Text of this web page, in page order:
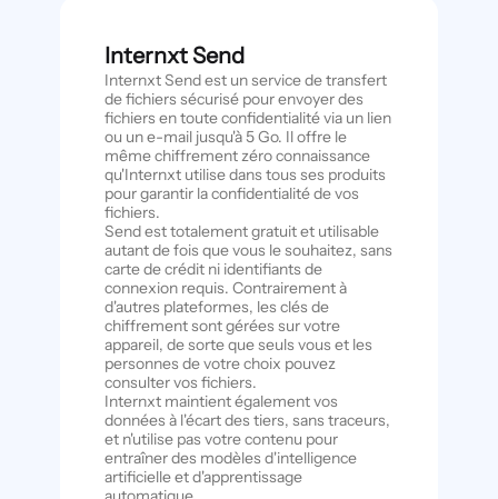
Internxt Send
Internxt Send est un service de transfert
de fichiers sécurisé pour envoyer des
fichiers en toute confidentialité via un lien
ou un e-mail jusqu'à 5 Go. Il offre le
même chiffrement zéro connaissance
qu'Internxt utilise dans tous ses produits
pour garantir la confidentialité de vos
fichiers.
Send est totalement gratuit et utilisable
autant de fois que vous le souhaitez, sans
carte de crédit ni identifiants de
connexion requis. Contrairement à
d'autres plateformes, les clés de
chiffrement sont gérées sur votre
appareil, de sorte que seuls vous et les
personnes de votre choix pouvez
consulter vos fichiers.
Internxt maintient également vos
données à l'écart des tiers, sans traceurs,
et n'utilise pas votre contenu pour
entraîner des modèles d'intelligence
artificielle et d'apprentissage